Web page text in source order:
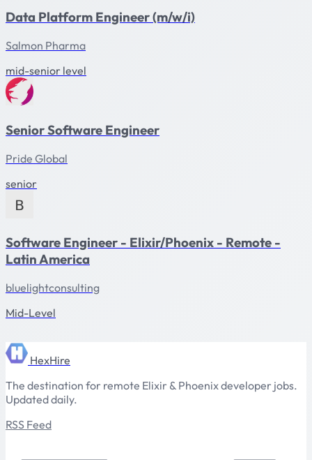
Data Platform Engineer (m/w/i)
Salmon Pharma
mid-senior level
Senior Software Engineer
Pride Global
senior
Software Engineer - Elixir/Phoenix - Remote -
Latin America
bluelightconsulting
Mid-Level
HexHire
The destination for remote Elixir & Phoenix developer jobs.
Updated daily.
RSS Feed